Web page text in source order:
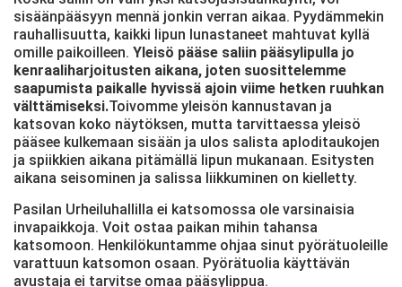
sisäänpääsyyn mennä jonkin verran aikaa. Pyydämmekin
rauhallisuutta, kaikki lipun lunastaneet mahtuvat kyllä
omille paikoilleen. Yleisö pääse saliin pääsylipulla jo
kenraaliharjoitusten aikana, joten suosittelemme
saapumista paikalle hyvissä ajoin viime hetken ruuhkan
välttämiseksi.Toivomme yleisön kannustavan ja
katsovan koko näytöksen, mutta tarvittaessa yleisö
pääsee kulkemaan sisään ja ulos salista aploditaukojen
ja spiikkien aikana pitämällä lipun mukanaan. Esitysten
aikana seisominen ja salissa liikkuminen on kielletty.
Pasilan Urheiluhallilla ei katsomossa ole varsinaisia
invapaikkoja. Voit ostaa paikan mihin tahansa
katsomoon. Henkilökuntamme ohjaa sinut pyörätuoleille
varattuun katsomon osaan. Pyörätuolia käyttävän
avustaja ei tarvitse omaa pääsylippua.